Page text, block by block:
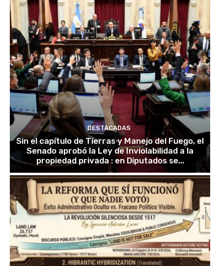
DESTACADAS
Sin el capítulo de Tierras y Manejo del Fuego, el
Senado aprobó la Ley de Inviolabilidad a la
propiedad privada : en Diputados se...